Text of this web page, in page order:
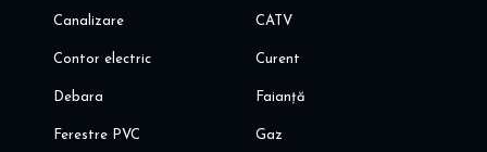
Canalizare CATV
Contor electric Curent
Debara Faianță
Ferestre PVC Gaz